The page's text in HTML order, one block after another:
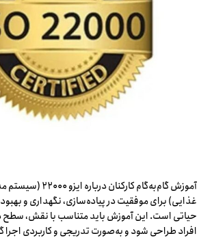
آموزش گام‌به‌گام
غذایی) برای موفقیت در پیاده‌سازی، نگهداری و
حیاتی است. این آموزش باید متناسب با نقش،
افراد طراحی شود و به‌صورت تدریجی و کاربردی اجرا